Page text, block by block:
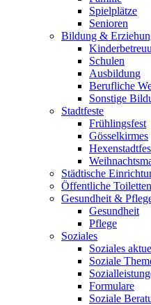
Spielplätze
Senioren
Bildung &
Schulen
Ausbildung
Berufliche
Sonstige
Stadtfeste
Frühlingsfest
Gösselkirmes
Städtische
Öffentliche Toiletten
Gesundheit &
Gesundheit
Pflege
Soziales
Soziales
Soziale
Formulare
Soziale